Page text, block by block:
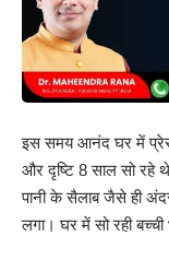
इस समय आनंद घर में प्रेस
और दृष्टि 8 साल सो रहे
पानी के सैलाब जैसे ही
लगा। घर में सो रही